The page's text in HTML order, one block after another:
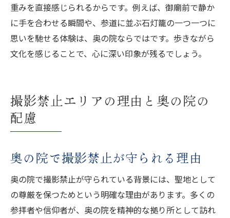
重みを直接感じられるからです。例えば、御廟前で静か
に手を合わせる瞬間や、参道に並ぶ石灯籠の一つ一つに
思いを馳せる体験は、奥の院ならではです。歩きながら
文化を感じることで、心に深い印象が残るでしょう。
撮影禁止エリアの理由と奥の院の
配慮
奥の院で撮影禁止が守られる理由
奥の院で撮影禁止が守られている背景には、聖地として
の尊厳を保つためという明確な理由があります。多くの
参拝者や信仰者が、奥の院を精神的な拠り所として訪れ